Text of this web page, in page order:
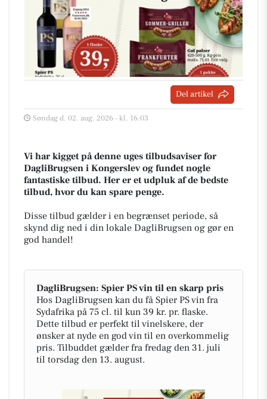
Del artikel
Søndag d. 02. aug. 2026 - kl. 16:03
Vi har kigget på denne uges tilbudsaviser for
DagliBrugsen i Kongerslev og fundet nogle
fantastiske tilbud. Her er et udpluk af de bedste
tilbud, hvor du kan spare penge.
Disse tilbud gælder i en begrænset periode, så
skynd dig ned i din lokale DagliBrugsen og gør en
god handel!
DagliBrugsen: Spier PS vin til en skarp pris
Hos DagliBrugsen kan du få Spier PS vin fra
Sydafrika på 75 cl. til kun 39 kr. pr. flaske.
Dette tilbud er perfekt til vinelskere, der
ønsker at nyde en god vin til en overkommelig
pris. Tilbuddet gælder fra fredag den 31. juli
til torsdag den 13. august.